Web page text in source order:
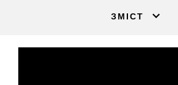
ЗМІСТ